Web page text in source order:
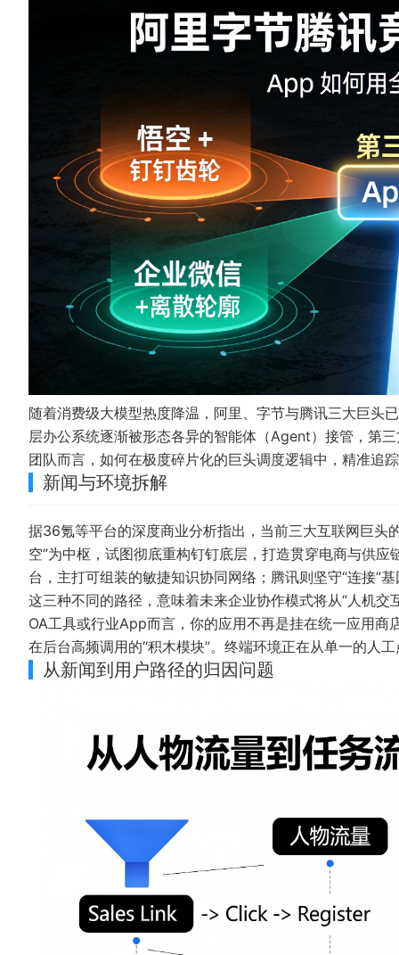
随着消费级大模型热度降温，阿里、字节与腾讯三大巨头
层办公系统逐渐被形态各异的智能体（Agent）接管，第
团队而言，如何在极度碎片化的巨头调度逻辑中，精准追
新闻与环境拆解
据36氪等平台的深度商业分析指出，当前三大互联网巨头
空”为中枢，试图彻底重构钉钉底层，打造贯穿电商与供
台，主打可组装的敏捷知识协同网络；腾讯则坚守“连接”
这三种不同的路径，意味着未来企业协作模式将从“人机
OA工具或行业App而言，你的应用不再是挂在统一应用
在后台高频调用的“积木模块”。终端环境正在从单一的人
从新闻到用户路径的归因问题